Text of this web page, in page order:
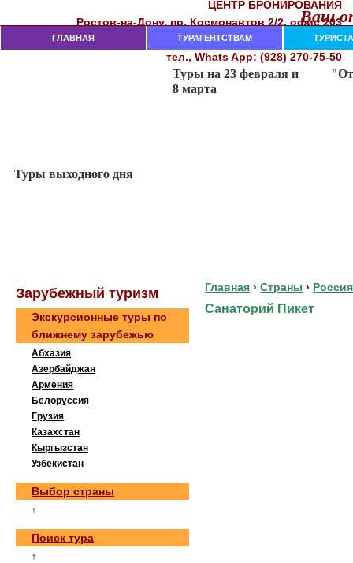
Ваш
ЦЕНТР БРОНИРОВАНИЯ
Рocтoв-нa-Дoнy, пр. Кocмoнaвтoв 2/2, oфиc 203
282-18-00, 282-18-02, 237-74-11
тел., Whats App: (928) 270-75-50
ГЛАВНАЯ ТУРАГЕНТСТВАМ
Главная › Страны › Россия
Санаторий Пикет
Зaрубeжный туризм
Экскурсионные туры по
ближнему зарубежью
Абхазия
Азербайджан
Армения
Белоруссия
Грузия
Казахстан
Кыргызстан
Узбекистан
Выбор страны
↑
Поиск тура
↑